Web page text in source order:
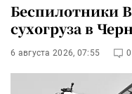
Беспилотники
сухогруза в
6 августа 2026, 07:55 0